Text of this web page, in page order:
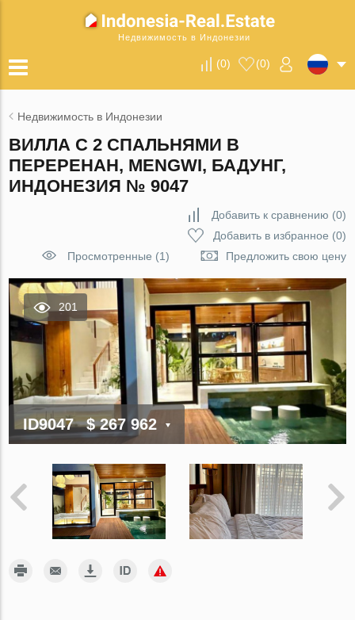
Недвижимость в Индонезии
(0) (0)
Недвижимость в Индонезии
ВИЛЛА С 2 СПАЛЬНЯМИ В
ПЕРЕРЕНАН, MENGWI, БАДУНГ,
ИНДОНЕЗИЯ № 9047
Добавить к сравнению (0)
Добавить в избранное (0)
Просмотренные (1)
Предложить свою цену
201
ID9047 $ 267 962